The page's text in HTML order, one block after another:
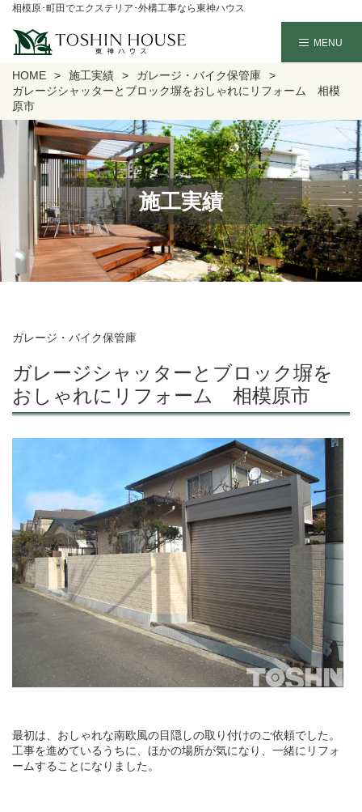
相模原･町田でエクステリア･外構工事なら東神ハウス
HOME 施工実績
ガレージ・バイク保管庫
ガレージシャッターとブロック塀をおしゃれにリフォーム 相模
原市
施工実績
ガレージ・バイク保管庫
ガレージシャッターとブロック塀を
おしゃれにリフォーム 相模原市
最初は、おしゃれな南欧風の目隠しの取り付けのご依頼でした。
工事を進めているうちに、ほかの場所が気になり、一緒にリフォ
ームすることになりました。